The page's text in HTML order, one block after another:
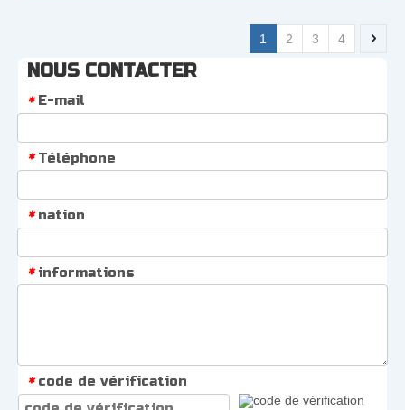
1 2 3 4
NOUS CONTACTER
* E-mail
* Téléphone
* nation
* informations
* code de vérification